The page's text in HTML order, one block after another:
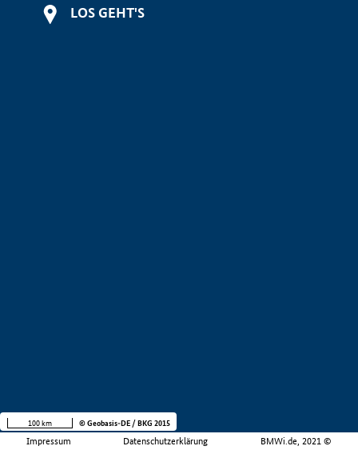
LOS GEHT'S
Impressum Datenschutzerklärung BMWi.de, 2021 ©
100 km © Geobasis-DE / BKG 2015